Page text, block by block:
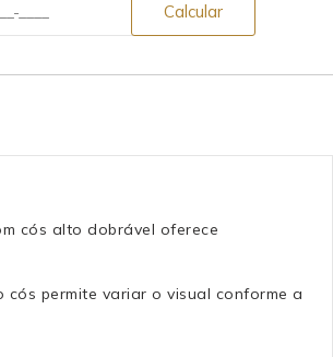
Calcular
cós alto dobrável oferece
permite variar o visual conforme a